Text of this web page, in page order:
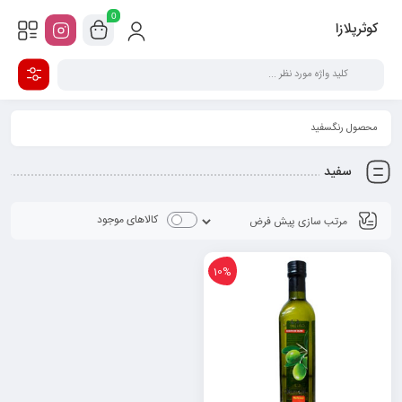
کوثرپلازا
0
محصول رنگسفید
سفید
کالاهای موجود
10%